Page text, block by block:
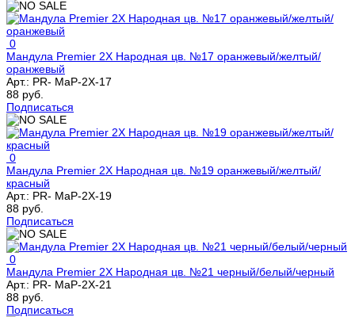
0
Мандула Premier 2Х Народная цв. №17 оранжевый/желтый/
оранжевый
Арт.: PR- MaP-2X-17
88 руб.
Подписаться
0
Мандула Premier 2Х Народная цв. №19 оранжевый/желтый/
красный
Арт.: PR- MaP-2X-19
88 руб.
Подписаться
0
Мандула Premier 2Х Народная цв. №21 черный/белый/черный
Арт.: PR- MaP-2X-21
88 руб.
Подписаться